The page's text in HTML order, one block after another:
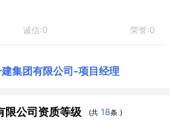
诚信:0 荣誉:0
集团有限公司 -项目经理
限公司资质等级 (共 18条 )